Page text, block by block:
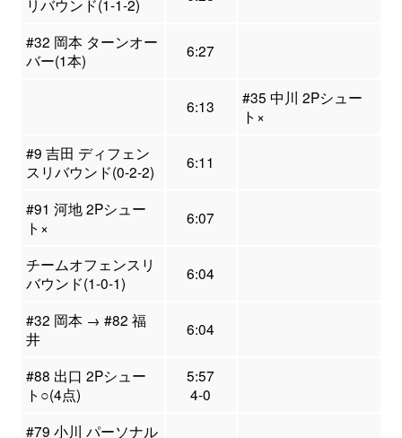
リバウンド(1-1-2)
#32 岡本 ターンオー
バー(1本)
6:27
6:13
#35 中川 2Pシュー
ト×
#9 吉田 ディフェン
スリバウンド(0-2-2)
6:11
#91 河地 2Pシュー
ト×
6:07
チームオフェンスリ
バウンド(1-0-1)
6:04
#32 岡本 → #82 福
井
6:04
#88 出口 2Pシュー
ト○(4点)
5:57
4-0
#79 小川 パーソナル